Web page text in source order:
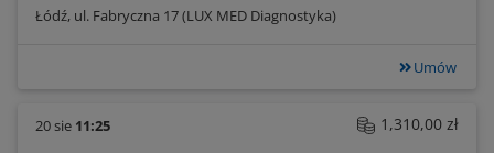
Łódź, ul. Fabryczna 17 (LUX MED Diagnostyka)
Umów
20 sie 11:25
1,310,00 zł